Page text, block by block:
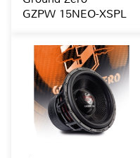
GZPW 15NEO-XSPL